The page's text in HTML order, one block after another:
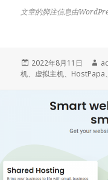
文章的脚注信息由
发
布
2022年8月11日
作
者
机、 虚拟主机、 HostPapa、